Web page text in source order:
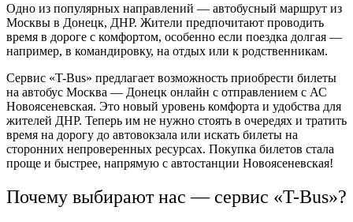
Одно из популярных направлений — автобусный маршрут из
Москвы в Донецк, ДНР. Жители предпочитают проводить
время в дороге с комфортом, особенно если поездка долгая —
например, в командировку, на отдых или к родственникам.
Сервис «T-Bus» предлагает возможность приобрести билеты
на автобус Москва — Донецк онлайн с отправлением с АС
Новоясеневская. Это новый уровень комфорта и удобства для
жителей ДНР. Теперь им не нужно стоять в очередях и тратить
время на дорогу до автовокзала или искать билеты на
сторонних непроверенных ресурсах. Покупка билетов стала
проще и быстрее, напрямую с автостанции Новоясеневская!
Почему выбирают нас — сервис «T-Bus»?